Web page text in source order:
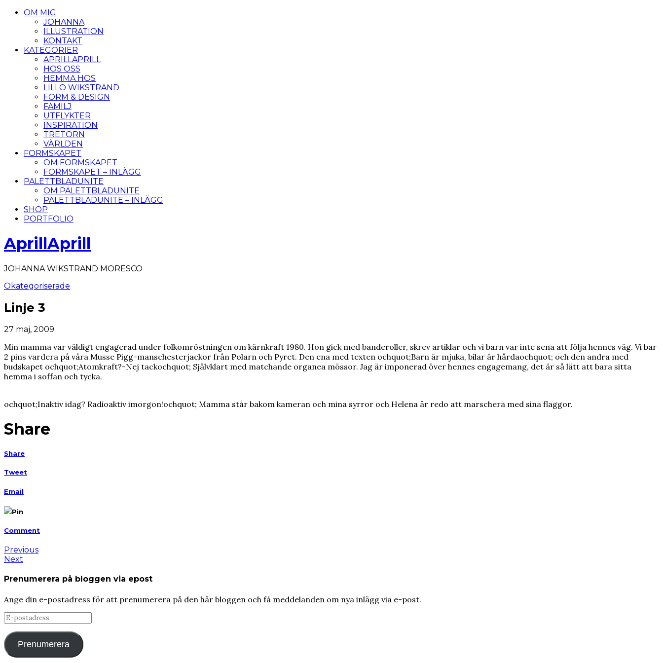
OM MIG
JOHANNA
ILLUSTRATION
KONTAKT
KATEGORIER
APRILLAPRILL
HOS OSS
HEMMA HOS
LILLO WIKSTRAND
FORM & DESIGN
FAMILJ
UTFLYKTER
INSPIRATION
TRETORN
VÄRLDEN
FORMSKAPET
OM FORMSKAPET
FORMSKAPET – INLÄGG
PALETTBLADUNITE
OM PALETTBLADUNITE
PALETTBLADUNITE – INLÄGG
SHOP
PORTFOLIO
AprillAprill
JOHANNA WIKSTRAND MORESCO
Okategoriserade
Linje 3
27 maj, 2009
Min mamma var väldigt engagerad under folkomröstningen om kärnkraft 1980. Hon gick med banderoller, skrev artiklar och vi barn var inte sena att följa hennes väg. Vi bar
2 pins vardera på våra Musse Pigg-manschesterjackor från Polarn och Pyret. Den ena med texten ochquot;Barn är mjuka, bilar är hårdaochquot; och den andra med
budskapet ochquot;Atomkraft?-Nej tackochquot; Självklart med matchande organea mössor. Jag är imponerad över hennes engagemang, det är så lätt att bara sitta
hemma i soffan och tycka.
ochquot;Inaktiv idag? Radioaktiv imorgon!ochquot; Mamma står bakom kameran och mina syrror och Helena är redo att marschera med sina flaggor.
Share
Share
Tweet
Email
Pin
Comment
Previous
Next
Prenumerera på bloggen via epost
Ange din e-postadress för att prenumerera på den här bloggen och få meddelanden om nya inlägg via e-post.
E-
postadress
Prenumerera